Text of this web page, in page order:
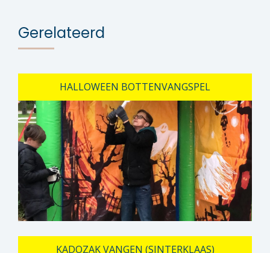
Gerelateerd
HALLOWEEN BOTTENVANGSPEL
KADOZAK VANGEN (SINTERKLAAS)